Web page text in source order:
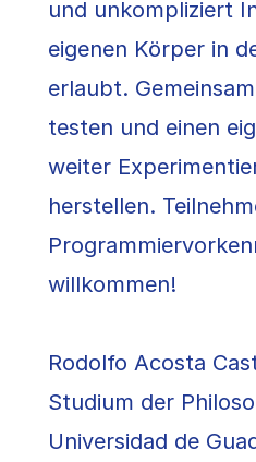
und unkompliziert
eigenen Körper in
erlaubt.
testen und einen
weiter
herstellen.
willkommen!
Rodolfo Acosta
Studium der
Universidad de